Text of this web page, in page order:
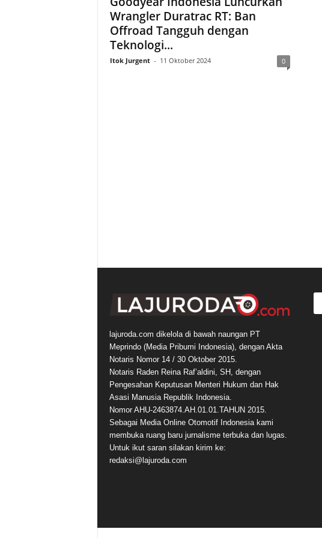
Wrangler Duratrac RT: Ban
Offroad Tangguh dengan
Teknologi...
Itok Jurgent - 11 Oktober 2024 0
lajuroda.com dikelola di bawah naungan PT
Meprindo (Media Pribumi Indonesia), dengan Akta
Notaris Nomor 14 / 30 Oktober 2015.
Notaris Raden Reina Raf’aldini, SH, dengan
Pengesahan Keputusan Menteri Hukum dan Hak
Asasi Manusia Republik Indonesia.
Nomor AHU-2463874.AH.01.01.TAHUN 2015.
Sebagai Media Online Otomotif Indonesia kami
membuka ruang baru jurnalisme terbuka dan lugas.
Untuk ikut saran silakan kirim ke:
redaksi@lajuroda.com